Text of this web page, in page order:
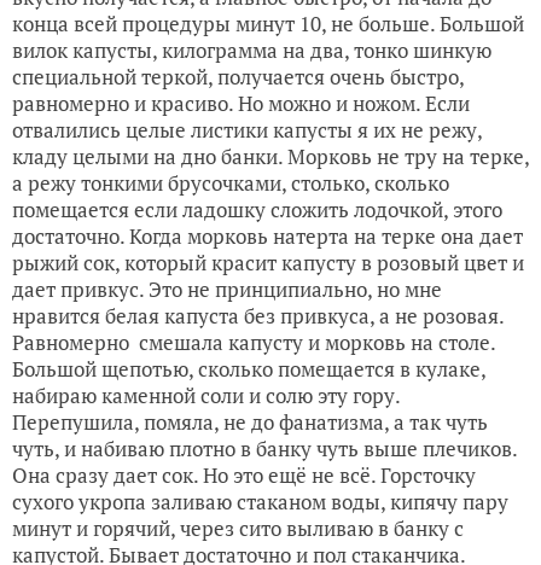
конца всей процедуры минут 10, не больше. Большой
вилок капусты, килограмма на два, тонко шинкую
специальной теркой, получается очень быстро,
равномерно и красиво. Но можно и ножом. Если
отвалились целые листики капусты я их не режу,
кладу целыми на дно банки. Морковь не тру на терке,
а режу тонкими брусочками, столько, сколько
помещается если ладошку сложить лодочкой, этого
достаточно. Когда морковь натерта на терке она дает
рыжий сок, который красит капусту в розовый цвет и
дает привкус. Это не принципиально, но мне
нравится белая капуста без привкуса, а не розовая.
Равномерно смешала капусту и морковь на столе.
Большой щепотью, сколько помещается в кулаке,
набираю каменной соли и солю эту гору.
Перепушила, помяла, не до фанатизма, а так чуть
чуть, и набиваю плотно в банку чуть выше плечиков.
Она сразу дает сок. Но это ещё не всё. Горсточку
сухого укропа заливаю стаканом воды, кипячу пару
минут и горячий, через сито выливаю в банку с
капустой. Бывает достаточно и пол стаканчика.